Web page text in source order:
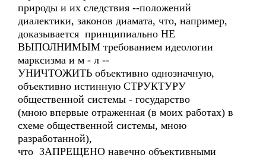
природы и их следствия --положений
диалектики, законов диамата, что, например,
доказывается принципиально НЕ
ВЫПОЛНИМЫМ требованием идеологии
марксизма и м - л --
УНИЧТОЖИТЬ объективно однозначную,
объективно истинную СТРУКТУРУ
общественной системы - государство
(мною впервые отраженная (в моих работах) в
схеме общественной системы, мною
разработанной),
что ЗАПРЕЩЕНО навечно объективными